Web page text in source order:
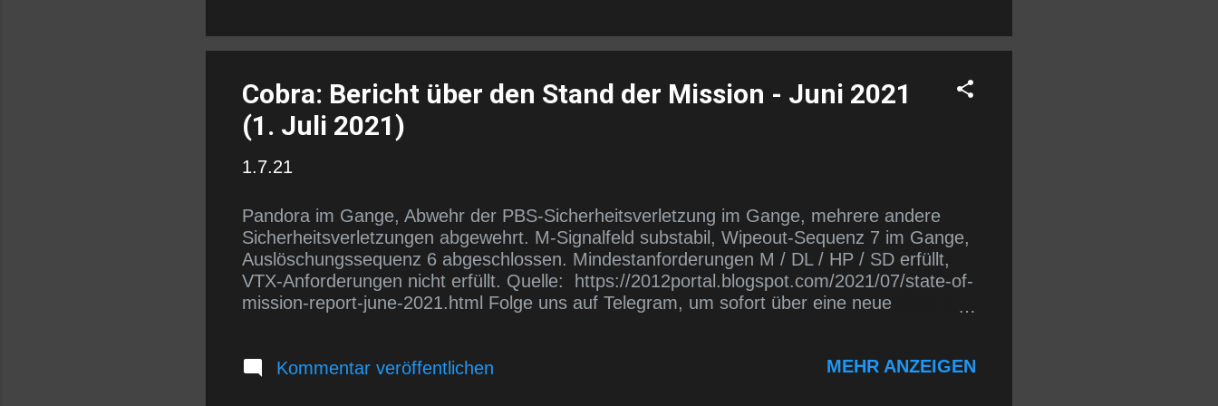
Cobra: Bericht über den Stand der Mission - Juni 2021
(1. Juli 2021)
1.7.21
Pandora im Gange, Abwehr der PBS-Sicherheitsverletzung im Gange, mehrere andere
Sicherheitsverletzungen abgewehrt. M-Signalfeld substabil, Wipeout-Sequenz 7 im Gange,
Auslöschungssequenz 6 abgeschlossen. Mindestanforderungen M / DL / HP / SD erfüllt,
VTX-Anforderungen nicht erfüllt. Quelle: https://2012portal.blogspot.com/2021/07/state-of-
mission-report-june-2021.html Folge uns auf Telegram, um sofort über eine neue
Kommentar veröffentlichen MEHR ANZEIGEN